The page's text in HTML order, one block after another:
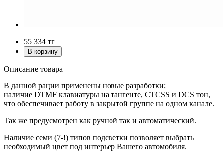
55 334 тг
Описание товара
В данной рации применены новые разработки;
наличие DTMF клавиатуры на тангенте, CTCSS и DCS тон,
что обеспечивает работу в закрытой группе на одном канале.
Так же предусмотрен как ручной так и автоматический.
Наличие семи (7-!) типов подсветки позволяет выбрать
необходимый цвет под интерьер Вашего автомобиля.